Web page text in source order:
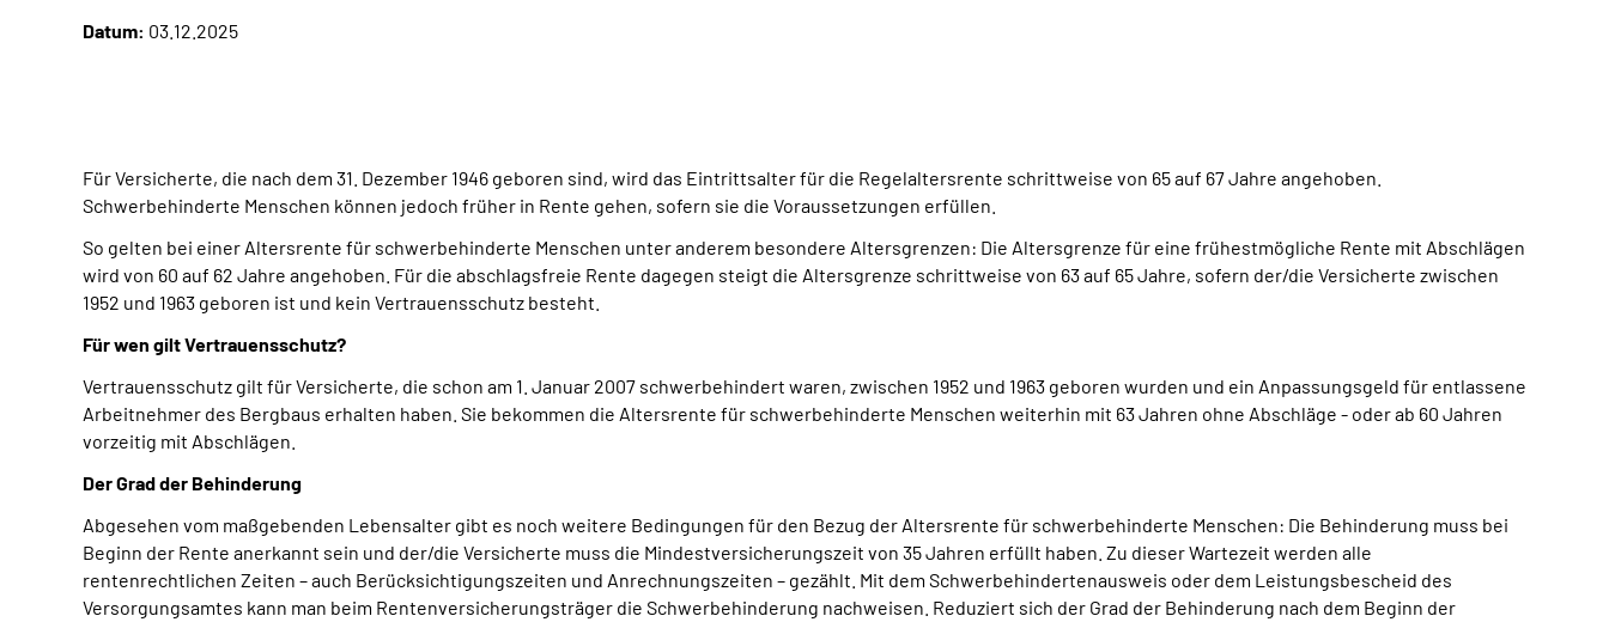
Datum: 03.12.2025
Für Versicherte, die nach dem 31. Dezember 1946 geboren sind, wird das Eintrittsalter für die Regelaltersrente schrittweise von 65 auf 67 Jahre angehoben.
Schwerbehinderte Menschen können jedoch früher in Rente gehen, sofern sie die Voraussetzungen erfüllen.
So gelten bei einer Altersrente für schwerbehinderte Menschen unter anderem besondere Altersgrenzen: Die Altersgrenze für eine frühestmögliche Rente mit Abschlägen
wird von 60 auf 62 Jahre angehoben. Für die abschlagsfreie Rente dagegen steigt die Altersgrenze schrittweise von 63 auf 65 Jahre, sofern der/die Versicherte zwischen
1952 und 1963 geboren ist und kein Vertrauensschutz besteht.
Für wen gilt Vertrauensschutz?
Vertrauensschutz gilt für Versicherte, die schon am 1. Januar 2007 schwerbehindert waren, zwischen 1952 und 1963 geboren wurden und ein Anpassungsgeld für entlassene
Arbeitnehmer des Bergbaus erhalten haben. Sie bekommen die Altersrente für schwerbehinderte Menschen weiterhin mit 63 Jahren ohne Abschläge - oder ab 60 Jahren
vorzeitig mit Abschlägen.
Der Grad der Behinderung
Abgesehen vom maßgebenden Lebensalter gibt es noch weitere Bedingungen für den Bezug der Altersrente für schwerbehinderte Menschen: Die Behinderung muss bei
Beginn der Rente anerkannt sein und der/die Versicherte muss die Mindestversicherungszeit von 35 Jahren erfüllt haben. Zu dieser Wartezeit werden alle
rentenrechtlichen Zeiten – auch Berücksichtigungszeiten und Anrechnungszeiten – gezählt. Mit dem Schwerbehindertenausweis oder dem Leistungsbescheid des
Versorgungsamtes kann man beim Rentenversicherungsträger die Schwerbehinderung nachweisen. Reduziert sich der Grad der Behinderung nach dem Beginn der